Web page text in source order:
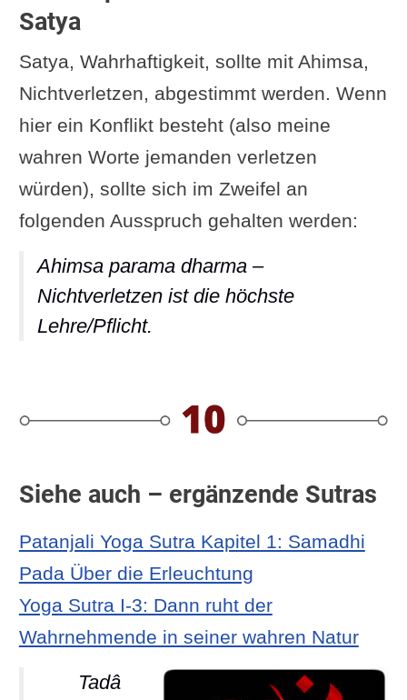
Satya
Satya, Wahrhaftigkeit, sollte mit Ahimsa,
Nichtverletzen, abgestimmt werden. Wenn
hier ein Konflikt besteht (also meine
wahren Worte jemanden verletzen
würden), sollte sich im Zweifel an
folgenden Ausspruch gehalten werden:
Ahimsa parama dharma –
Nichtverletzen ist die höchste
Lehre/Pflicht.
Siehe auch – ergänzende Sutras
Patanjali Yoga Sutra Kapitel 1: Samadhi
Pada Über die Erleuchtung
Yoga Sutra I-3: Dann ruht der
Wahrnehmende in seiner wahren Natur
Tadâ